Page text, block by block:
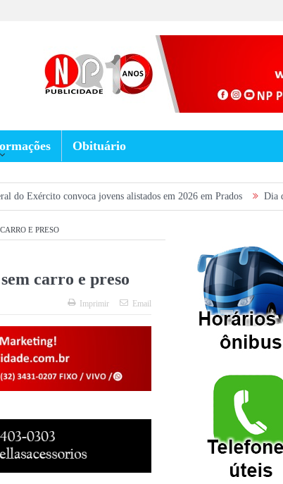
Obituário
jovens alistados em 2026 em Prados Dia dos Pais terá
E PRESO
carro e preso
Imprimir Email